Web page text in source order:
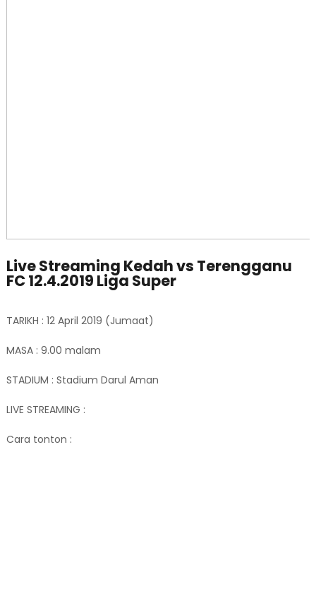
Live Streaming Kedah vs Terengganu
FC 12.4.2019 Liga Super
TARIKH : 12 April 2019 (Jumaat)
MASA : 9.00 malam
STADIUM : Stadium Darul Aman
LIVE STREAMING :
Cara tonton :